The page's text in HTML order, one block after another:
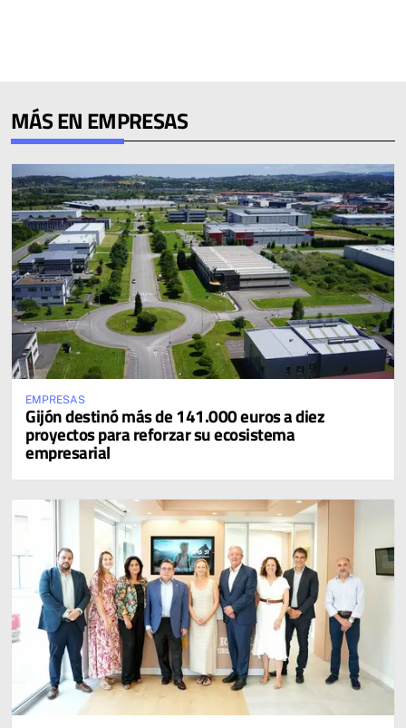
MÁS EN EMPRESAS
EMPRESAS
Gijón destinó más de 141.000 euros a diez
proyectos para reforzar su ecosistema
empresarial